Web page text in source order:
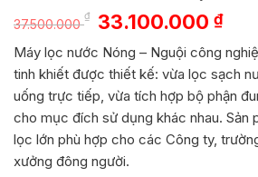
37.500.000
₫
Giá
là:
37.500.000 ₫.
33.100.000₫Giá
hiện
tại
là:
Máy lọc nước Nóng – Nguội công
tinh khiết được thiết kế: vừa lọc sạch
uống trực tiếp, vừa tích hợp bộ phận
cho mục đích sử dụng khác nhau. Sản
lọc lớn phù hợp cho các Công ty,
xưởng đông người.